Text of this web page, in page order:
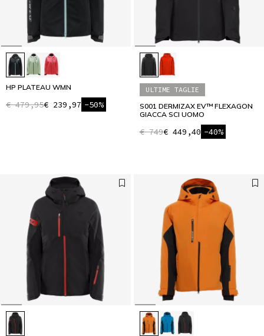
HP PLATEAU WMN
€ 479,95€ 239,97 -50%
ULTIME TAGLIE
S001 DERMIZAX EV™ FLEXAGON
GIACCA SCI UOMO
€ 749€ 449,40 -40%